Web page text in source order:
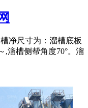
净尺寸为：溜槽底板
,溜槽侧帮角度70°。溜